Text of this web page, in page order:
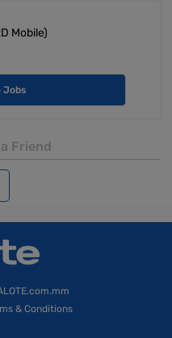
Mobile)
Jobs
Friend
& Conditions